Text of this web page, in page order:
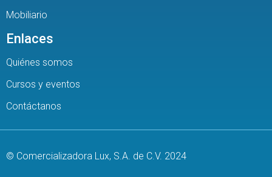
Mobiliario
Enlaces
Quiénes somos
Cursos y eventos
Contáctanos
© Comercializadora Lux, S.A. de C.V. 2024